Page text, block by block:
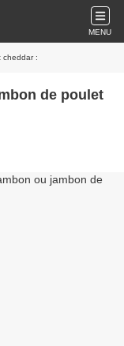
MENU
cheddar :
de poulet